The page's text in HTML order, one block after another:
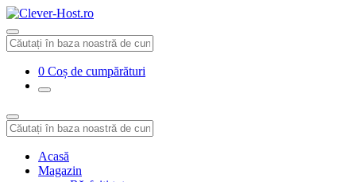
0 Coș de cumpărături
Acasă
Magazin